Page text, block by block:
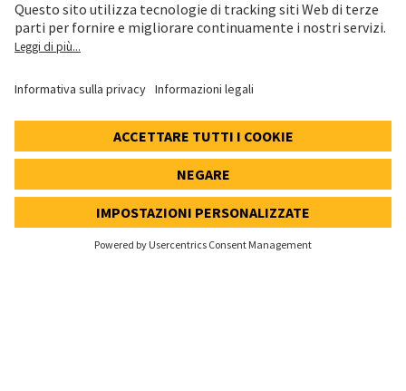
Informativa cookie e social media
Impostazioni dei cookie
SWX: Implenia AG
62,30 CHF
0,00 CHF (0,00%)